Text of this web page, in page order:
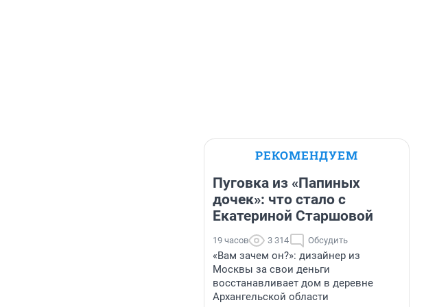
РЕКОМЕНДУЕМ
Пуговка из «Папиных
дочек»: что стало с
Екатериной Старшовой
19 часов 3 314 Обсудить
«Вам зачем он?»: дизайнер из
Москвы за свои деньги
восстанавливает дом в деревне
Архангельской области